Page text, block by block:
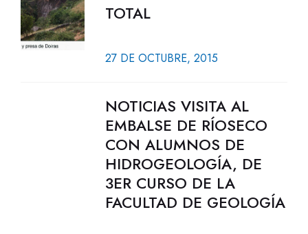
TOTAL
27 DE OCTUBRE, 2015
NOTICIAS VISITA AL
EMBALSE DE RÍOSECO
CON ALUMNOS DE
HIDROGEOLOGÍA, DE
3ER CURSO DE LA
FACULTAD DE GEOLOGÍA